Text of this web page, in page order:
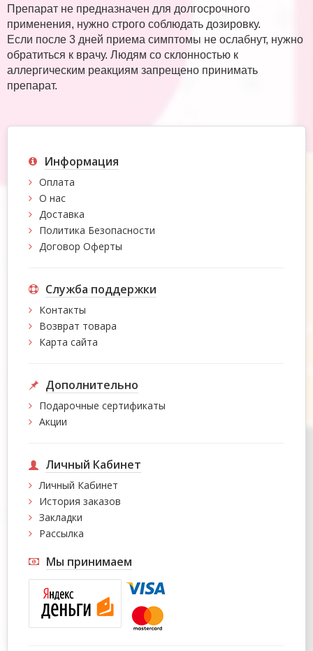
Препарат не предназначен для долгосрочного
применения, нужно строго соблюдать дозировку.
Если после 3 дней приема симптомы не ослабнут, нужно
обратиться к врачу. Людям со склонностью к
аллергическим реакциям запрещено принимать
препарат.
Информация
Оплата
О нас
Доставка
Политика Безопасности
Договор Оферты
Служба поддержки
Контакты
Возврат товара
Карта сайта
Дополнительно
Подарочные сертификаты
Акции
Личный Кабинет
Личный Кабинет
История заказов
Закладки
Рассылка
Мы принимаем